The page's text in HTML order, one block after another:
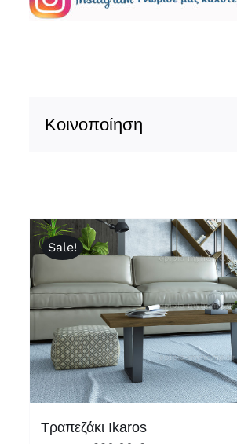
Κοινοποίηση
Sale!
Τραπεζάκι Ikaros